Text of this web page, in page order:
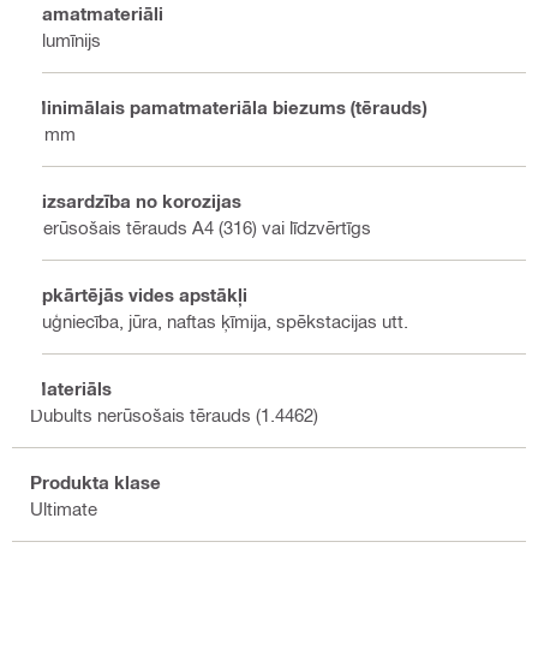
Pamatmateriāli
Alumīnijs
Minimālais pamatmateriāla biezums (tērauds)
6 mm
Aizsardzība no korozijas
Nerūsošais tērauds A4 (316) vai līdzvērtīgs
Apkārtējās vides apstākļi
Kuģniecība, jūra, naftas ķīmija, spēkstacijas utt.
Materiāls
Dubults nerūsošais tērauds (1.4462)
Produkta klase
Ultimate